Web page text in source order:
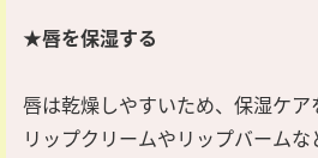
★唇を保湿する
唇は乾燥しやすいため、保湿ケア
リップクリームやリップバーム